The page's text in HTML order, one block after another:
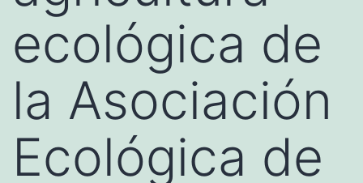
ecológica de
la Asociación
Ecológica de